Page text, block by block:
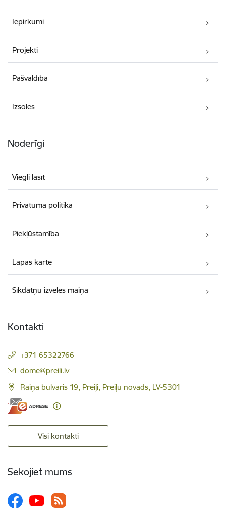
Iepirkumi
Projekti
Pašvaldība
Izsoles
Noderīgi
Viegli lasīt
Privātuma politika
Piekļūstamība
Lapas karte
Sīkdatņu izvēles maiņa
Kontakti
+371 65322766
E-pasts:
dome@preili.lv
Raiņa bulvāris 19, Preiļi, Preiļu novads, LV-5301
Visi kontakti
Sekojiet mums